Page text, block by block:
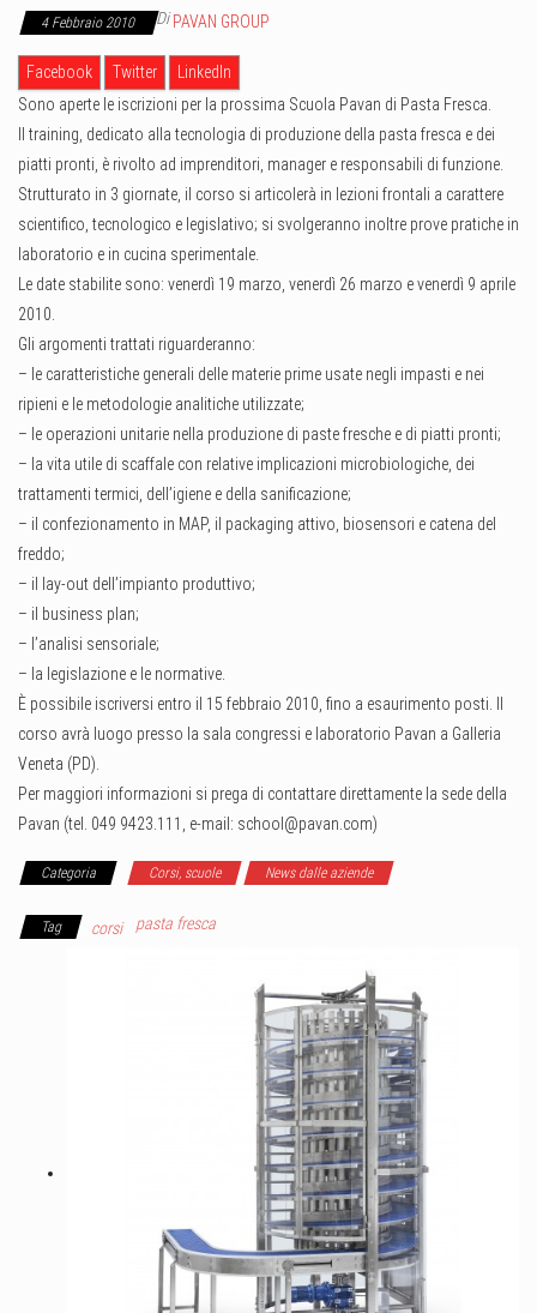
4 Febbraio 2010 Di PAVAN GROUP
Facebook Twitter
LinkedIn
Sono aperte le iscrizioni per la prossima Scuola Pavan di Pasta Fresca.
Il training, dedicato alla tecnologia di produzione della pasta fresca e dei
piatti pronti, è rivolto ad imprenditori, manager e responsabili di funzione.
Strutturato in 3 giornate, il corso si articolerà in lezioni frontali a carattere
scientifico, tecnologico e legislativo; si svolgeranno inoltre prove pratiche in
laboratorio e in cucina sperimentale.
Le date stabilite sono: venerdì 19 marzo, venerdì 26 marzo e venerdì 9 aprile
2010.
Gli argomenti trattati riguarderanno:
– le caratteristiche generali delle materie prime usate negli impasti e nei
ripieni e le metodologie analitiche utilizzate;
– le operazioni unitarie nella produzione di paste fresche e di piatti pronti;
– la vita utile di scaffale con relative implicazioni microbiologiche, dei
trattamenti termici, dell’igiene e della sanificazione;
– il confezionamento in MAP, il packaging attivo, biosensori e catena del
freddo;
– il lay-out dell’impianto produttivo;
– il business plan;
– l’analisi sensoriale;
– la legislazione e le normative.
È possibile iscriversi entro il 15 febbraio 2010, fino a esaurimento posti. Il
corso avrà luogo presso la sala congressi e laboratorio Pavan a Galleria
Veneta (PD).
Per maggiori informazioni si prega di contattare direttamente la sede della
Pavan (tel. 049 9423.111, e-mail: school@pavan.com)
Categoria Corsi, scuole News dalle aziende
Tag corsi pasta fresca